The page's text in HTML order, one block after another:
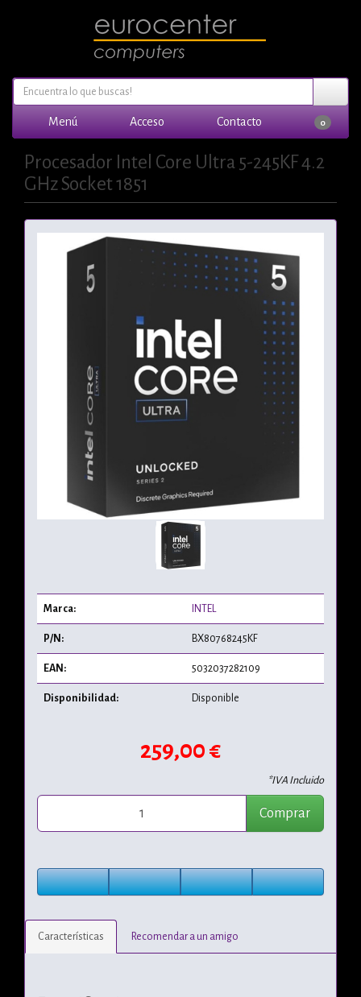
Menú Acceso Contacto 0
Procesador Intel Core Ultra 5-245KF 4.2
GHz Socket 1851
Marca: INTEL
P/N: BX80768245KF
EAN: 5032037282109
Disponibilidad: Disponible
259,00 €
*IVA Incluido
Comprar
Características Recomendar a un amigo